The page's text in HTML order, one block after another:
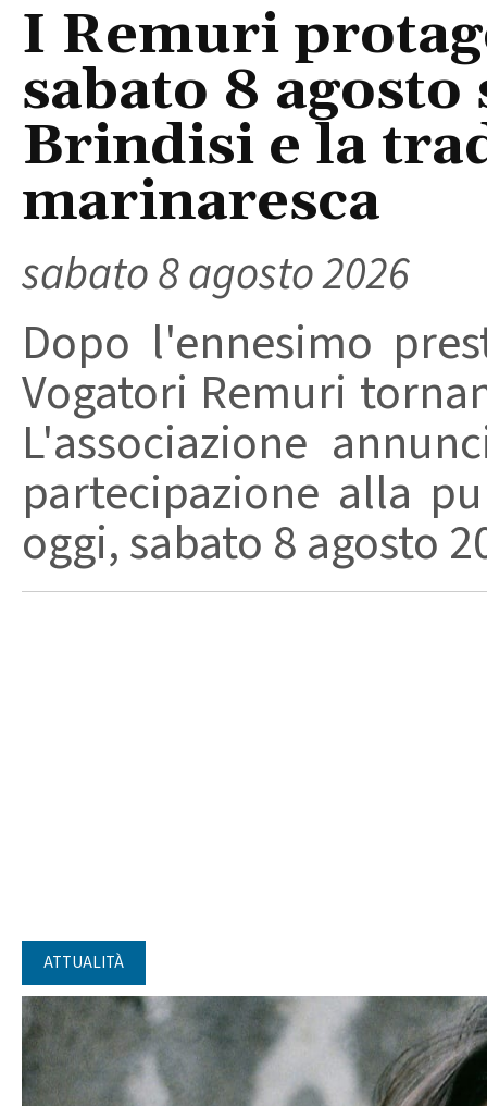
I Remuri
sabato 8
Brindisi e la
marinaresca
sabato 8 agosto 2026
Dopo l'ennesimo
Vogatori Remuri
L'associazione
partecipazione alla
oggi, sabato 8 agosto
ATTUALITÀ